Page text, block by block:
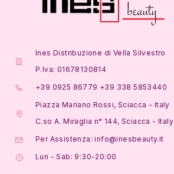
Ines Distribuzione di Vella Silvestro
P.Iva: 01678130814
+39 0925 86779 +39 338 5853440
Piazza Mariano Rossi, Sciacca - Italy
C.so A. Miraglia n° 144, Sciacca - Italy
Per Assistenza: info@inesbeauty.it
Lun - Sab: 9:30-20:00